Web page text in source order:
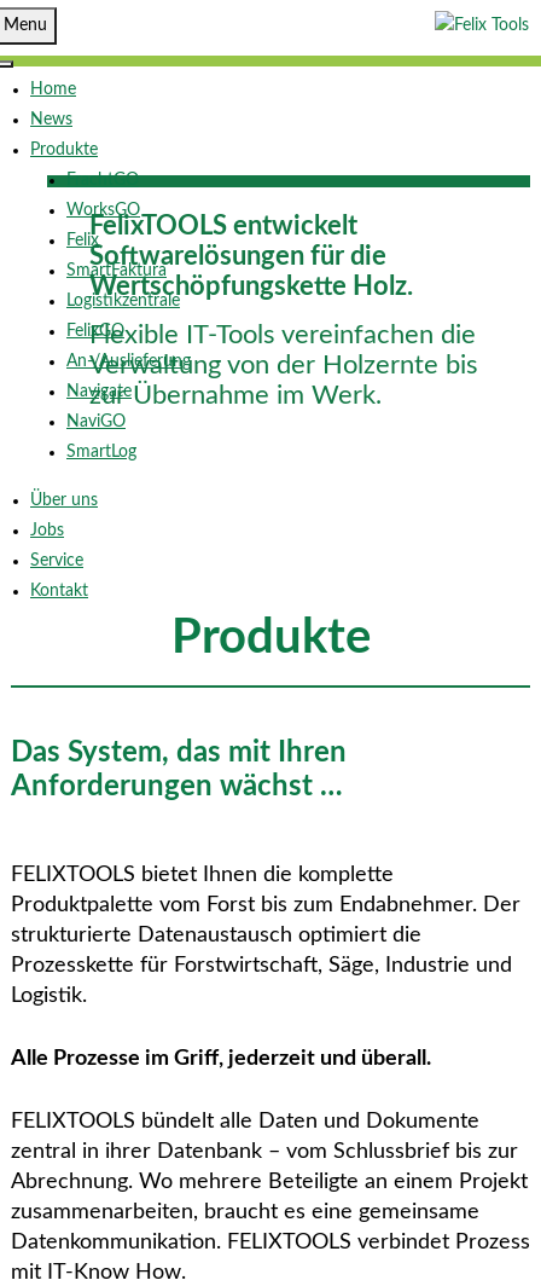
Menu
Home
News
Produkte
FrachtGO
WorksGO
Felix
SmartFaktura
Logistikzentrale
FelixGO
An-/Auslieferung
Navigate
NaviGO
SmartLog
Über uns
Jobs
Service
Kontakt
FelixTOOLS entwickelt
Softwarelösungen für die
Wertschöpfungskette Holz.
Flexible IT-Tools vereinfachen die
Verwaltung von der Holzernte bis
zur Übernahme im Werk.
Produkte
Das System, das mit Ihren
Anforderungen wächst …
FELIXTOOLS bietet Ihnen die komplette
Produktpalette vom Forst bis zum Endabnehmer. Der
strukturierte Datenaustausch optimiert die
Prozesskette für Forstwirtschaft, Säge, Industrie und
Logistik.
Alle Prozesse im Griff, jederzeit und überall.
FELIXTOOLS bündelt alle Daten und Dokumente
zentral in ihrer Datenbank – vom Schlussbrief bis zur
Abrechnung. Wo mehrere Beteiligte an einem Projekt
zusammenarbeiten, braucht es eine gemeinsame
Datenkommunikation. FELIXTOOLS verbindet Prozess
mit IT-Know How.